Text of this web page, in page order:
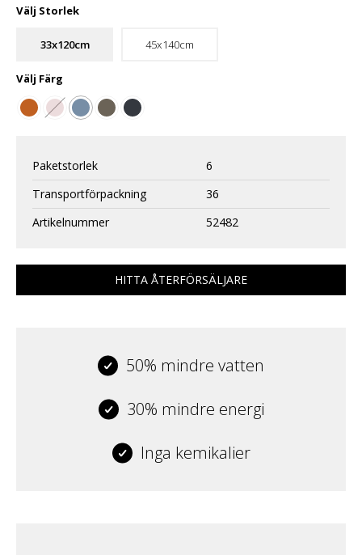
Välj Storlek
33x120cm 45x140cm
Välj Färg
Paketstorlek
6
Transportförpackning
36
Artikelnummer
52482
HITTA ÅTERFÖRSÄLJARE
50% mindre vatten
30% mindre energi
Inga kemikalier